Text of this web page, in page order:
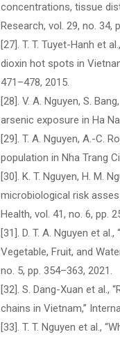
concentrations, tissue
Research, vol. 29, no. 34,
[27]. T. T. Tuyet-Hanh et
dioxin hot spots in
471–478, 2015.
[28]. V. A. Nguyen, S.
arsenic exposure in Ha
[29]. T. A. Nguyen, A.-C.
population in Nha Trang
[30]. K. T. Nguyen, H. M.
microbiological risk
Health, vol. 41, no. 6, pp.
[31]. D. T. A. Nguyen et
Vegetable, Fruit, and
no. 5, pp. 354–363, 2021.
[32]. S. Dang-Xuan et al.,
chains in Vietnam,”
[33]. T. T. Nguyen et al.,